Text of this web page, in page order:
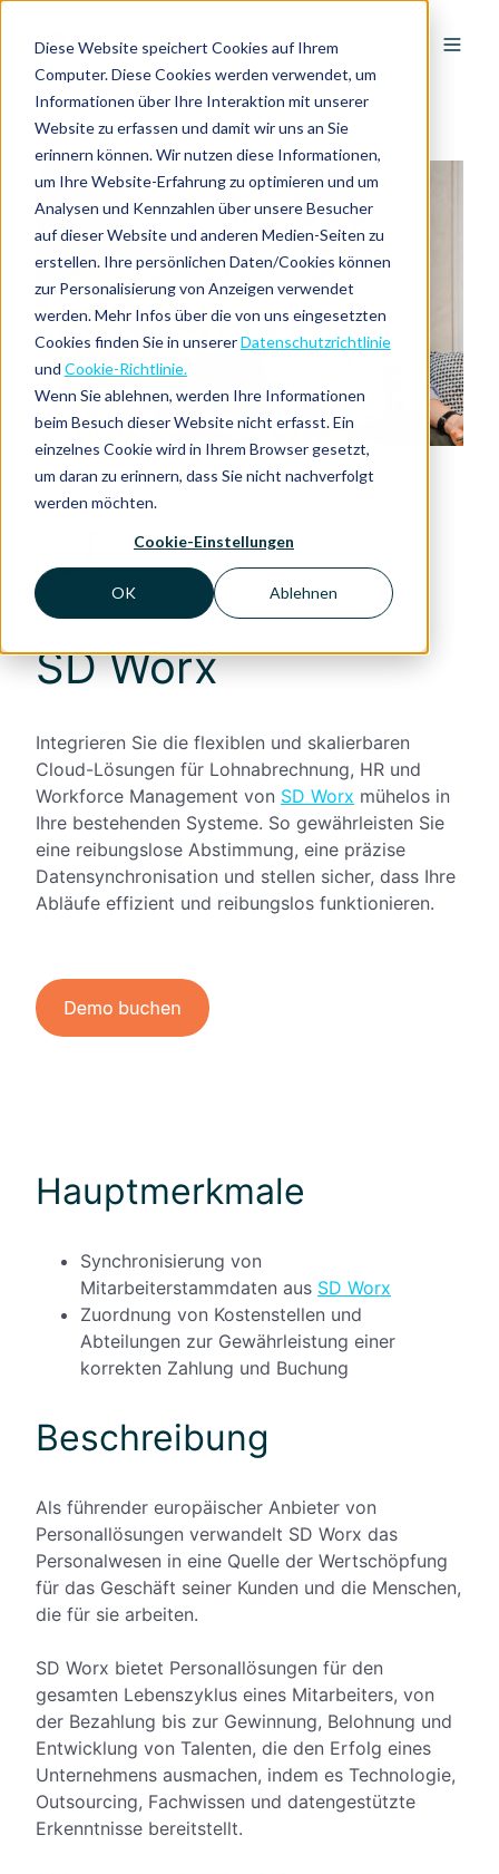
Diese Website speichert Cookies auf Ihrem
Computer. Diese Cookies werden verwendet, um
Informationen über Ihre Interaktion mit unserer
Website zu erfassen und damit wir uns an Sie
erinnern können. Wir nutzen diese Informationen,
um Ihre Website-Erfahrung zu optimieren und um
Analysen und Kennzahlen über unsere Besucher
auf dieser Website und anderen Medien-Seiten zu
erstellen. Ihre persönlichen Daten/Cookies können
zur Personalisierung von Anzeigen verwendet
werden. Mehr Infos über die von uns eingesetzten
Cookies finden Sie in unsererDatenschutzrichtlinie
und Cookie-Richtlinie.
Wenn Sie ablehnen, werden Ihre Informationen
beim Besuch dieser Website nicht erfasst. Ein
einzelnes Cookie wird in Ihrem Browser gesetzt,
um daran zu erinnern, dass Sie nicht nachverfolgt
werden möchten.
Cookie-Einstellungen
OK Ablehnen
SD Worx
Integrieren Sie die flexiblen und skalierbaren
Cloud-Lösungen für Lohnabrechnung, HR und
Workforce Management von SD Worx mühelos in
Ihre bestehenden Systeme. So gewährleisten Sie
eine reibungslose Abstimmung, eine präzise
Datensynchronisation und stellen sicher, dass Ihre
Abläufe effizient und reibungslos funktionieren.
Hauptmerkmale
Synchronisierung von
Mitarbeiterstammdaten aus SD Worx
Zuordnung von Kostenstellen und
Abteilungen zur Gewährleistung einer
korrekten Zahlung und Buchung
Beschreibung
Als führender europäischer Anbieter von
Personallösungen verwandelt SD Worx das
Personalwesen in eine Quelle der Wertschöpfung
für das Geschäft seiner Kunden und die Menschen,
die für sie arbeiten.
SD Worx bietet Personallösungen für den
gesamten Lebenszyklus eines Mitarbeiters, von
der Bezahlung bis zur Gewinnung, Belohnung und
Entwicklung von Talenten, die den Erfolg eines
Unternehmens ausmachen, indem es Technologie,
Outsourcing, Fachwissen und datengestützte
Erkenntnisse bereitstellt.